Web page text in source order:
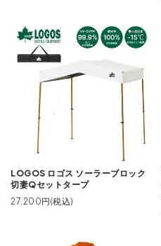
LOGOS ロゴス ソーラーブロック
切妻Qセットタープ
27,200円(税込)